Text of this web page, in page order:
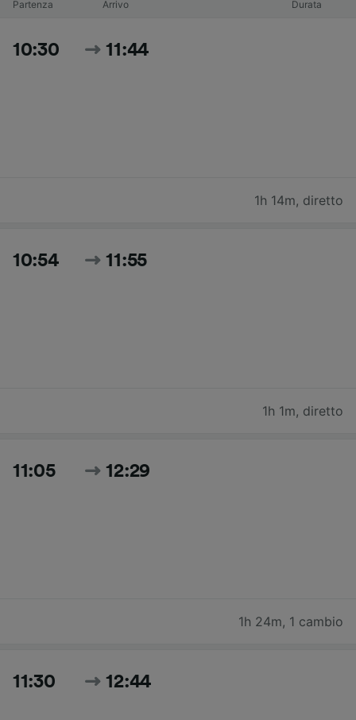
Partenza Arrivo Durata
10:30 11:44
1h 14m, diretto
10:54 11:55
1h 1m, diretto
11:05 12:29
1h 24m, 1 cambio
11:30 12:44